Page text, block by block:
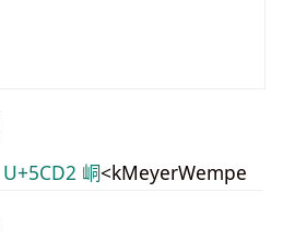
U+5CD2 峒<kMeyerWempe